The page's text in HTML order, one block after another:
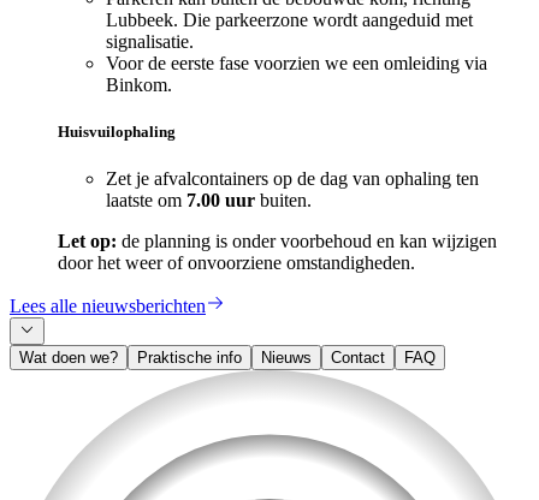
Lubbeek. Die parkeerzone wordt aangeduid met
signalisatie.
Voor de eerste fase voorzien we een omleiding via
Binkom.
Huisvuilophaling
Zet je afvalcontainers op de dag van ophaling ten
laatste om 7.00 uur buiten.
Let op: de planning is onder voorbehoud en kan wijzigen
door het weer of onvoorziene omstandigheden.
Lees alle nieuwsberichten
Wat doen we? Praktische info Nieuws Contact FAQ